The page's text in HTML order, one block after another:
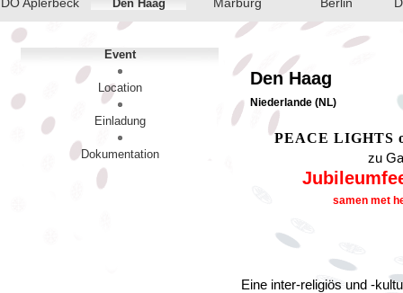
DO Aplerbeck Den Haag Marburg Berlin
Event
Location
Einladung
Dokumentation
Den Haag
Niederlande (NL)
PEACE LIGHTS
zu
samen met
Eine inter-religiös und -